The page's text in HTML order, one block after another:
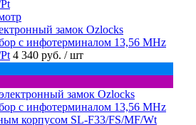
замок Ozlocks
с инфотерминалом 13,56 MHz
4 340 руб. / шт